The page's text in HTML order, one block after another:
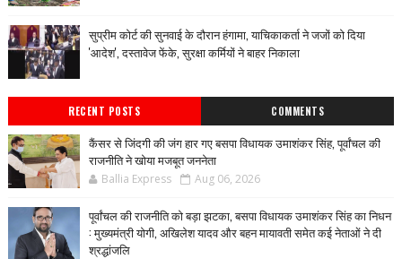
सुप्रीम कोर्ट की सुनवाई के दौरान हंगामा, याचिकाकर्ता ने जजों को दिया
'आदेश', दस्तावेज फेंके, सुरक्षा कर्मियों ने बाहर निकाला
RECENT POSTS COMMENTS
कैंसर से जिंदगी की जंग हार गए बसपा विधायक उमाशंकर सिंह, पूर्वांचल की
राजनीति ने खोया मजबूत जननेता
Ballia Express Aug 06, 2026
पूर्वांचल की राजनीति को बड़ा झटका, बसपा विधायक उमाशंकर सिंह का निधन
: मुख्यमंत्री योगी, अखिलेश यादव और बहन मायावती समेत कई नेताओं ने दी
श्रद्धांजलि